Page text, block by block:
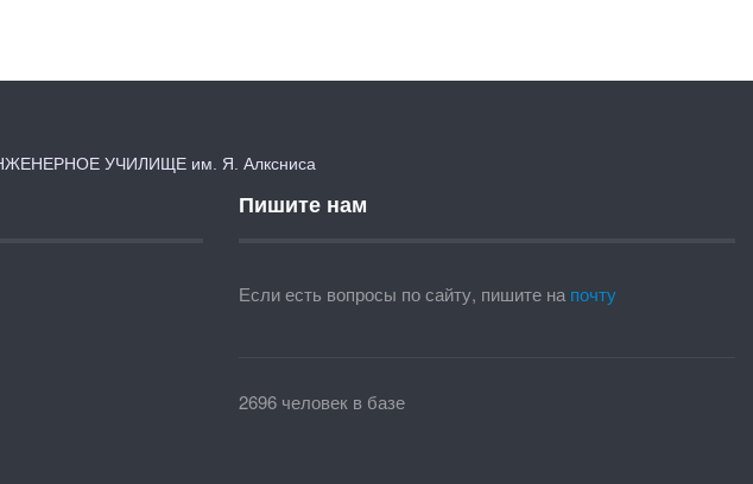
УЧИЛИЩЕ им. Я. Алксниса
Пишите нам
Если есть вопросы по сайту, пишите на почту
2696 человек в базе